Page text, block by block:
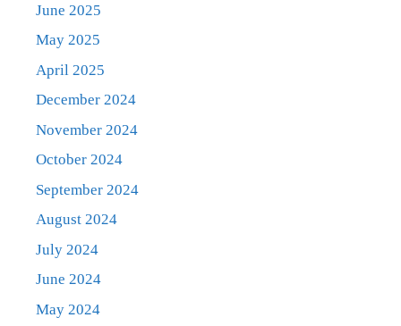
June 2025
May 2025
April 2025
December 2024
November 2024
October 2024
September 2024
August 2024
July 2024
June 2024
May 2024